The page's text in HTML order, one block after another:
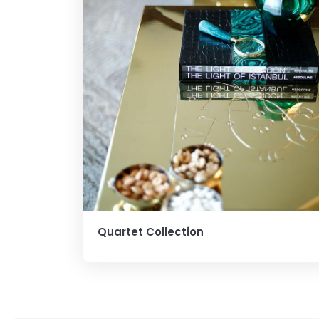
Quartet Collection